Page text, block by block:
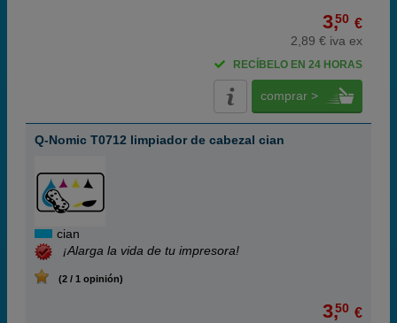
3,50 €
2,89 € iva ex
RECÍBELO EN 24 HORAS
comprar >
Q-Nomic T0712 limpiador de cabezal cian
cian
¡Alarga la vida de tu impresora!
(2 / 1 opinión)
3,50 €